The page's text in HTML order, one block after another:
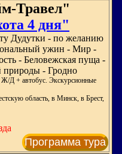
Травел"
4 дня"
Дудутки - по желанию
ужин - Мир -
- Беловежская пуща -
природы - Гродно
Д + автобус. Экскурсионные
область, в Минск, в Брест,
Программа тура